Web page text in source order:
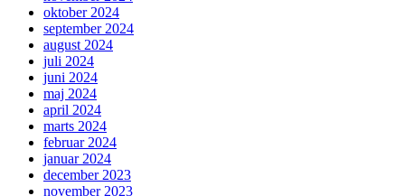
oktober 2024
september 2024
august 2024
juli 2024
juni 2024
maj 2024
april 2024
marts 2024
februar 2024
januar 2024
december 2023
november 2023